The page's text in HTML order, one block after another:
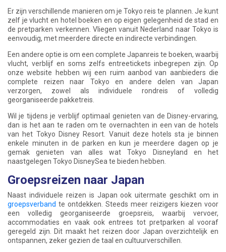
Er zijn verschillende manieren om je Tokyo reis te plannen. Je kunt
zelf je vlucht en hotel boeken en op eigen gelegenheid de stad en
de pretparken verkennen. Vliegen vanuit Nederland naar Tokyo is
eenvoudig, met meerdere directe en indirecte verbindingen.
Een andere optie is om een complete Japanreis te boeken, waarbij
vlucht, verblijf en soms zelfs entreetickets inbegrepen zijn. Op
onze website hebben wij een ruim aanbod van aanbieders die
complete reizen naar Tokyo en andere delen van Japan
verzorgen, zowel als individuele rondreis of volledig
georganiseerde pakketreis.
Wil je tijdens je verblijf optimaal genieten van de Disney-ervaring,
dan is het aan te raden om te overnachten in een van de hotels
van het Tokyo Disney Resort. Vanuit deze hotels sta je binnen
enkele minuten in de parken en kun je meerdere dagen op je
gemak genieten van alles wat Tokyo Disneyland en het
naastgelegen Tokyo DisneySea te bieden hebben.
Groepsreizen naar Japan
Naast individuele reizen is Japan ook uitermate geschikt om in
groepsverband te ontdekken. Steeds meer reizigers kiezen voor
een volledig georganiseerde groepsreis, waarbij vervoer,
accommodaties en vaak ook entrees tot pretparken al vooraf
geregeld zijn. Dit maakt het reizen door Japan overzichtelijk en
ontspannen, zeker gezien de taal en cultuurverschillen.